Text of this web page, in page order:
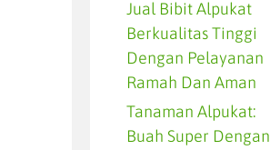
Jual Bibit Alpukat
Berkualitas Tinggi
Dengan Pelayanan
Ramah Dan Aman
Tanaman Alpukat:
Buah Super Dengan